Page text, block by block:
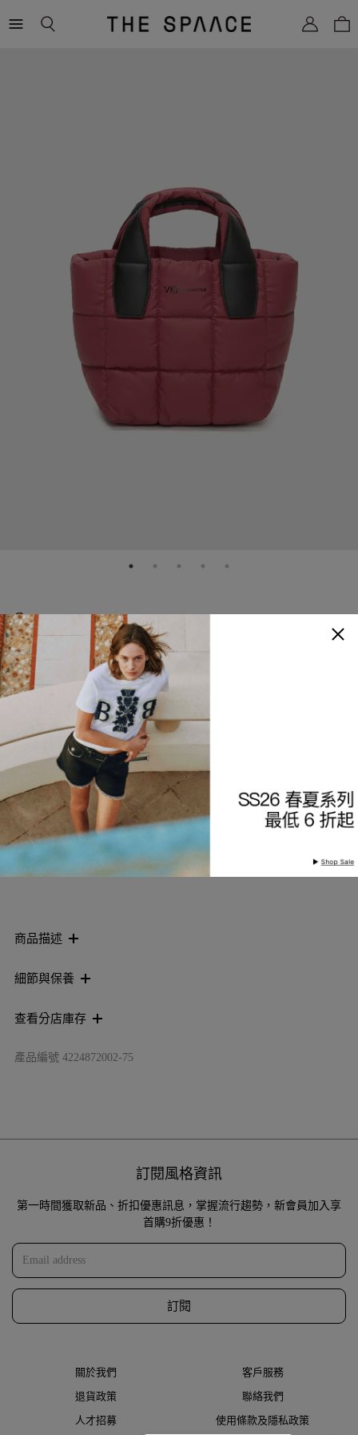
SPAACE
Spaace
Portor Mini 托特包
NTD
50% OFF
NTD
索取到貨通知
商品描述
細節與保養
查看分店庫存
產品編號 4224872002-75
訂閱風格資訊
第一時間獲取新品、折扣優惠訊息，掌握流行趨勢，新會員加入享
首購9折優惠！
訂閱
關於我們
客戶服務
退貨政策
聯絡我們
人才招募
使用條款及隱私政策